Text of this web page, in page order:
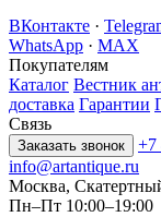
ВКонтакте ·
WhatsApp · MAX
Покупателям
Каталог Вестник
доставка Гарантии
Связь
Заказать звонок +7
info@artantique.ru
Москва,
Пн–Пт 10:00–19:00